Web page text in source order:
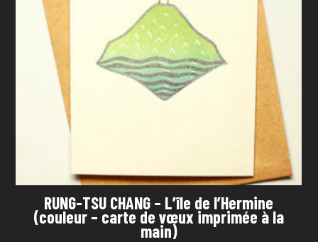
RUNG-TSU CHANG – L’île de l’Hermine
(couleur – carte de vœux imprimée à la
main)